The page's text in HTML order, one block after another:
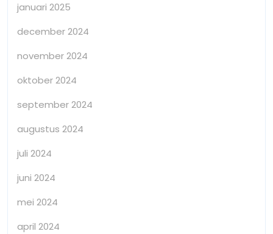
januari 2025
december 2024
november 2024
oktober 2024
september 2024
augustus 2024
juli 2024
juni 2024
mei 2024
april 2024